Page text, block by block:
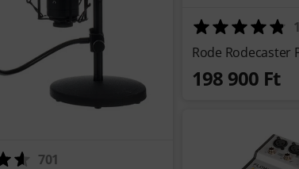
701
Rode Rodecaster
198 900 Ft